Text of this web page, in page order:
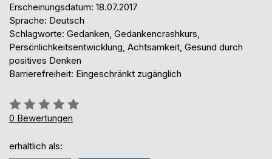
Erscheinungsdatum: 18.07.2017
Sprache: Deutsch
Schlagworte: Gedanken, Gedankencrashkurs,
Persönlichkeitsentwicklung, Achtsamkeit, Gesund durch
positives Denken
Barrierefreiheit: Eingeschränkt zugänglich
Bewertung::
0%
0 Bewertungen
erhältlich als: